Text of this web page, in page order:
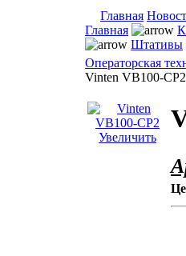
Главная
Главная
Штативы
Операторская
Vinten VB100-CP2
Увеличить